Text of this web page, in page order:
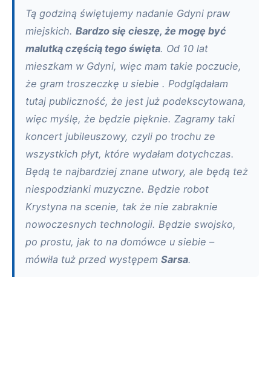
Tą godziną świętujemy nadanie Gdyni praw
miejskich. Bardzo się cieszę, że mogę być
malutką częścią tego święta. Od 10 lat
mieszkam w Gdyni, więc mam takie poczucie,
że gram troszeczkę u siebie . Podglądałam
tutaj publiczność, że jest już podekscytowana,
więc myślę, że będzie pięknie. Zagramy taki
koncert jubileuszowy, czyli po trochu ze
wszystkich płyt, które wydałam dotychczas.
Będą te najbardziej znane utwory, ale będą też
niespodzianki muzyczne. Będzie robot
Krystyna na scenie, tak że nie zabraknie
nowoczesnych technologii. Będzie swojsko,
po prostu, jak to na domówce u siebie –
mówiła tuż przed występem Sarsa.